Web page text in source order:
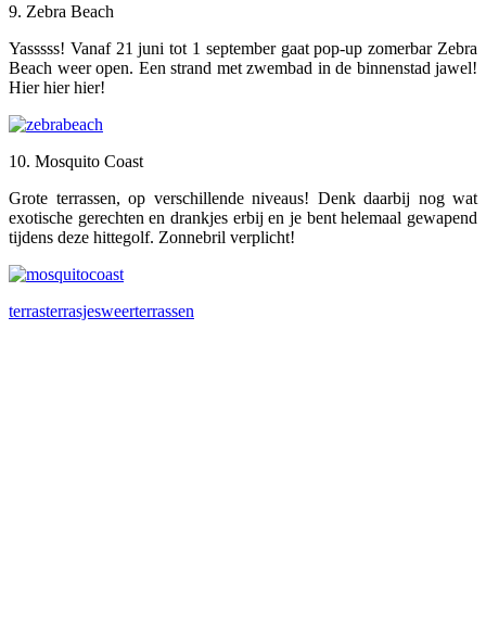
9. Zebra Beach
Yasssss! Vanaf 21 juni tot 1 september gaat pop-up zomerbar Zebra
Beach weer open. Een strand met zwembad in de binnenstad jawel!
Hier hier hier!
10. Mosquito Coast
Grote terrassen, op verschillende niveaus! Denk daarbij nog wat
exotische gerechten en drankjes erbij en je bent helemaal gewapend
tijdens deze hittegolf. Zonnebril verplicht!
terrasterrasjesweerterrassen